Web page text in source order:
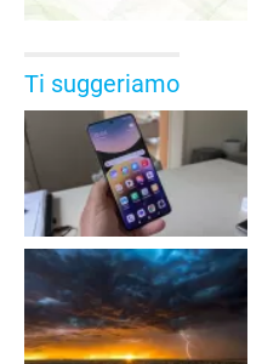
Ti suggeriamo